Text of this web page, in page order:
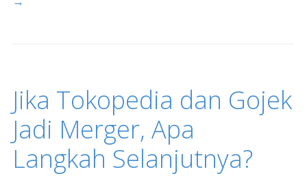
Jika Tokopedia dan Gojek
Jadi Merger, Apa
Langkah Selanjutnya?